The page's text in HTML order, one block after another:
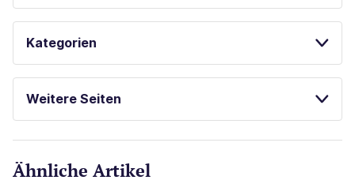
SPORTWETTEN
Kategorien
Gesetzgebung
Weitere Seiten
CasinoOnline.de
Ähnliche Artikel